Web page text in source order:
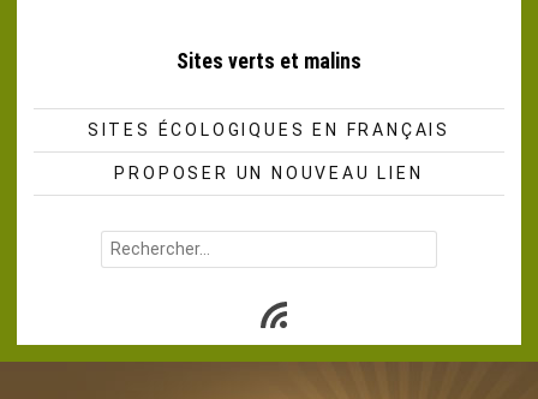
Sites verts et malins
SITES ÉCOLOGIQUES EN FRANÇAIS
PROPOSER UN NOUVEAU LIEN
Rechercher :
Subscribe